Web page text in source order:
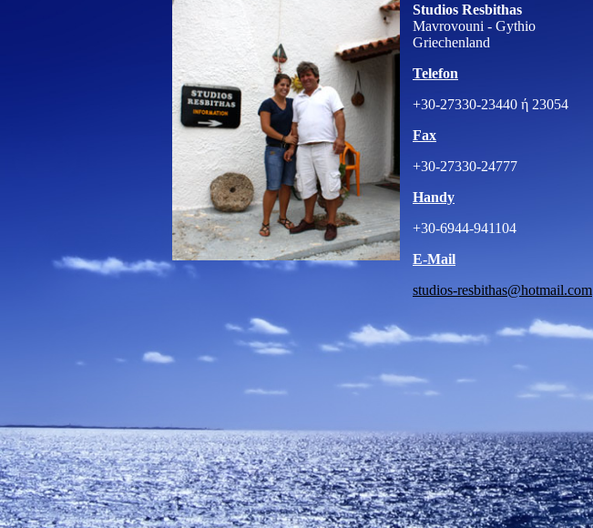
Studios Resbithas
Mavrovouni - Gythio
Griechenland
Telefon
+30-27330-23440 ή 23054
Fax
+30-27330-24777
Handy
+30-6944-941104
E-Mail
studios-resbithas@hotmail.com